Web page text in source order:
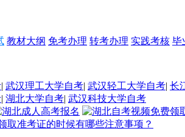
教材大纲 免考办理 转考办理 实践考核 毕
| 武汉理工大学自考| 武汉轻工大学自考| 长
| 湖北大学自考| 武汉科技大学自考
取准考证的时候有哪些注意事项？